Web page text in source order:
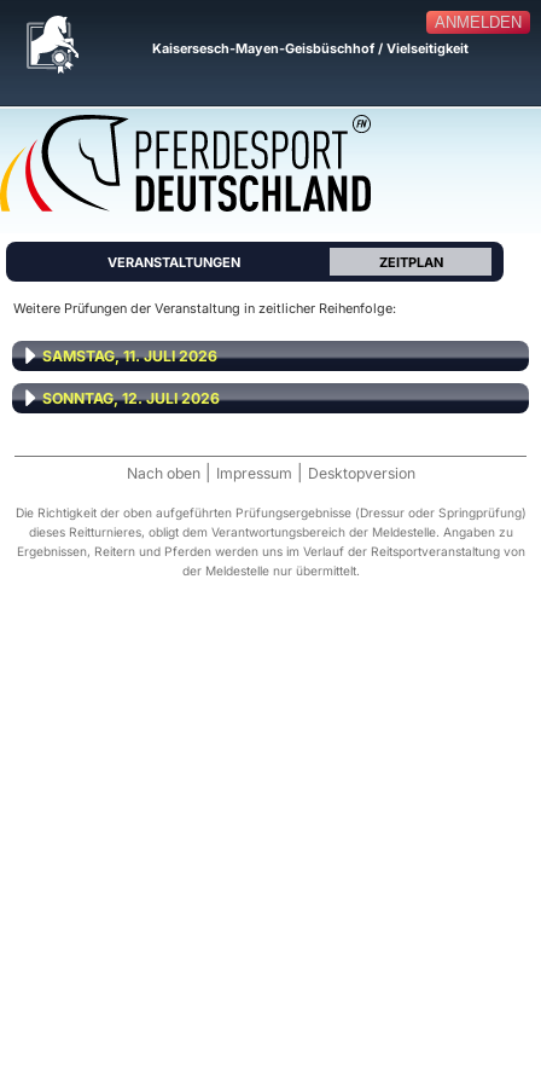
ANMELDEN
Kaisersesch-Mayen-Geisbüschhof / Vielseitigkeit
VERANSTALTUNGEN ZEITPLAN
Weitere Prüfungen der Veranstaltung in zeitlicher Reihenfolge:
SAMSTAG, 11. JULI 2026
SONNTAG, 12. JULI 2026
Nach oben Impressum Desktopversion
Die Richtigkeit der oben aufgeführten Prüfungsergebnisse (Dressur oder Springprüfung)
dieses Reitturnieres, obligt dem Verantwortungsbereich der Meldestelle. Angaben zu
Ergebnissen, Reitern und Pferden werden uns im Verlauf der Reitsportveranstaltung von
der Meldestelle nur übermittelt.